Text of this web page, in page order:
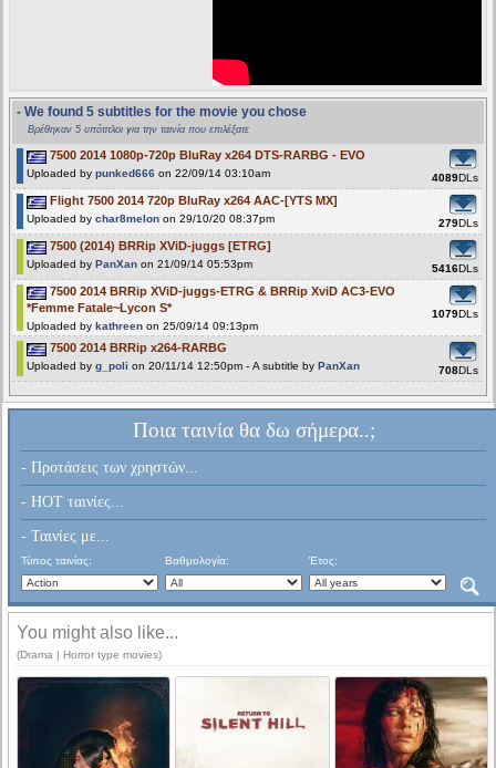
- We found 5 subtitles for the movie you chose
Βρέθηκαν 5 υπότιτλοι για την ταινία που επιλέξατε
7500 2014 1080p-720p BluRay x264 DTS-RARBG - EVO
Uploaded by punked666 on 22/09/14 03:10am 4089DLs
Flight 7500 2014 720p BluRay x264 AAC-[YTS MX]
Uploaded by char8melon on 29/10/20 08:37pm 279DLs
7500 (2014) BRRip XViD-juggs [ETRG]
Uploaded by PanXan on 21/09/14 05:53pm 5416DLs
7500 2014 BRRip XViD-juggs-ETRG & BRRip XviD AC3-EVO
*Femme Fatale~Lycon S*
Uploaded by kathreen on 25/09/14 09:13pm
1079DLs
7500 2014 BRRip x264-RARBG
Uploaded by g_poli on 20/11/14 12:50pm - A subtitle by PanXan 708DLs
Ποια ταινία θα δω σήμερα..;
- Προτάσεις των χρηστών...
- HOT ταινίες...
- Ταινίες με...
Τύπος ταινίας: Βαθμολογία: Έτος:
You might also like...
(Drama | Horror type movies)